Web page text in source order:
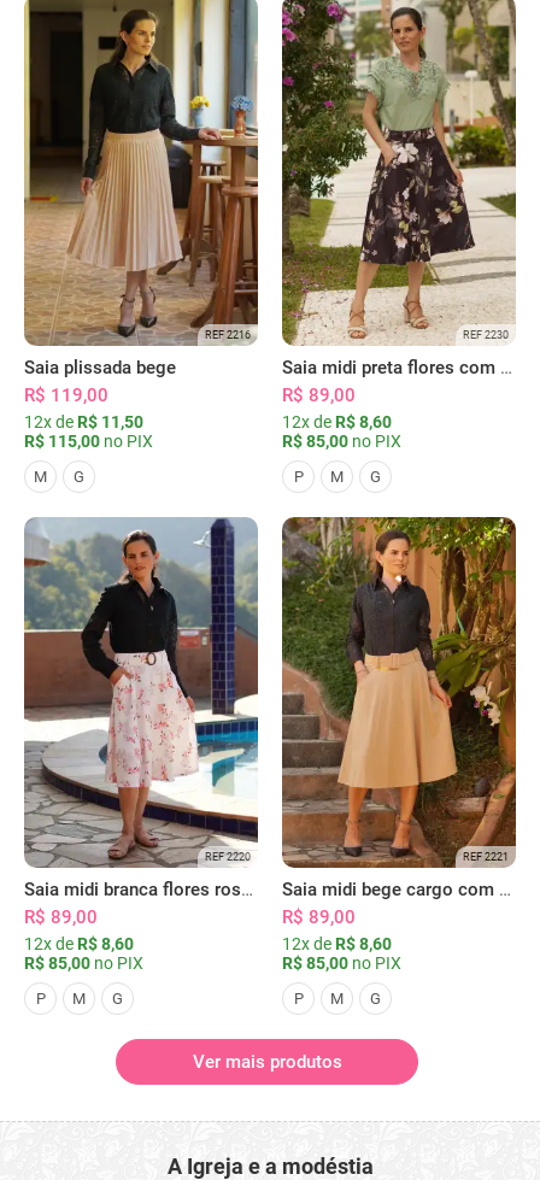
REF 2216
Saia plissada bege
R$ 119,00
12x de R$ 11,50
R$ 115,00 no PIX
M G
REF 2230
Saia midi preta flores com bolsos
R$ 89,00
12x de R$ 8,60
R$ 85,00 no PIX
P M G
REF 2220
Saia midi branca flores rosas com bolsos
R$ 89,00
12x de R$ 8,60
R$ 85,00 no PIX
P M G
REF 2221
Saia midi bege cargo com bolsos
R$ 89,00
12x de R$ 8,60
R$ 85,00 no PIX
P M G
Ver mais produtos
A Igreja e a modéstia